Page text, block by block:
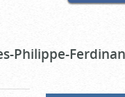
Philippe-